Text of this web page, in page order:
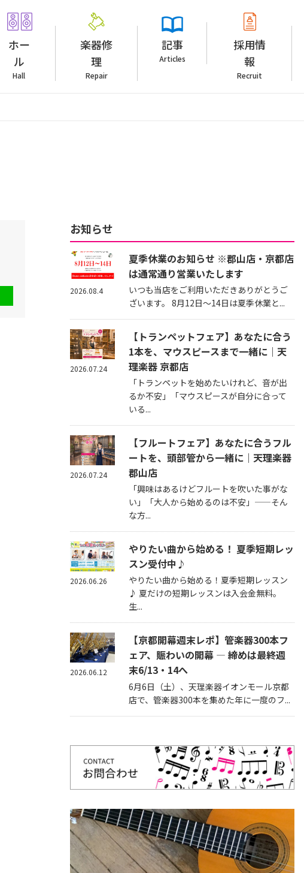
ホー
ル
Hall
楽器修
理
Repair
記事
Articles
採用情
報
Recruit
お知らせ
夏季休業のお知らせ ※郡山店・京都店
は通常通り営業いたします
いつも当店をご利用いただきありがとうご
ざいます。 8月12日～14日は夏季休業と...
2026.08.4
【トランペットフェア】あなたに合う
1本を、マウスピースまで一緒に｜天
理楽器 京都店
「トランペットを始めたいけれど、音が出
るか不安」「マウスピースが自分に合って
いる...
2026.07.24
【フルートフェア】あなたに合うフル
ートを、頭部管から一緒に｜天理楽器
郡山店
「興味はあるけどフルートを吹いた事がな
い」「大人から始めるのは不安」——そん
な方...
2026.07.24
やりたい曲から始める！ 夏季短期レッ
スン受付中♪
やりたい曲から始める！夏季短期レッスン
♪ 夏だけの短期レッスンは入会金無料。
生...
2026.06.26
【京都開幕週末レポ】管楽器300本フ
ェア、賑わいの開幕 — 締めは最終週
末6/13・14へ
6月6日（土）、天理楽器イオンモール京都
店で、管楽器300本を集めた年に一度のフ...
2026.06.12